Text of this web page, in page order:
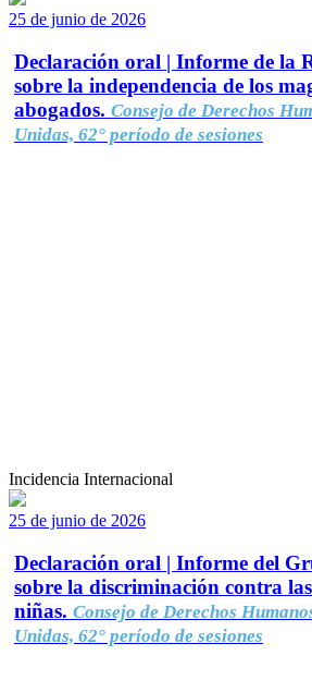
25 de junio de 2026
Declaración oral | Informe de la
sobre la independencia de los
abogados. Consejo de Derechos
Unidas, 62° período de sesiones
Incidencia Internacional
25 de junio de 2026
Declaración oral | Informe del
sobre la discriminación contra
niñas. Consejo de Derechos
Unidas, 62° período de sesiones